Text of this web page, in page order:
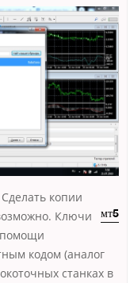
копии
Ключи
мт5
помощи
кодом (аналог
станках в